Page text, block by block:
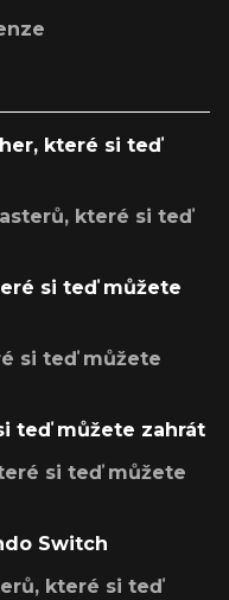
které si teď
které si teď
si teď můžete
si teď můžete
teď můžete zahrát
si teď můžete
Switch
které si teď